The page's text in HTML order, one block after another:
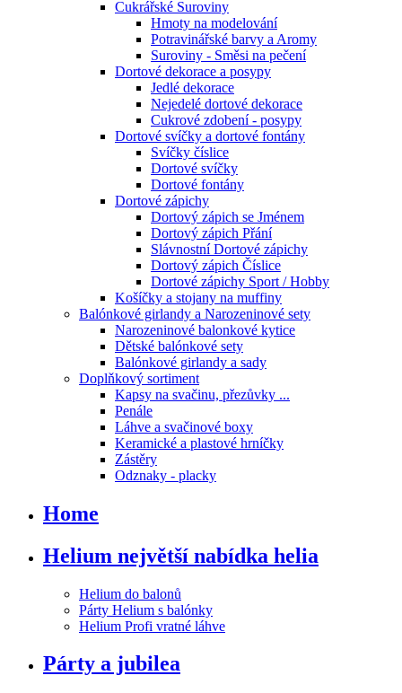
Cukrářské Suroviny
Hmoty na modelování
Potravinářské barvy a Aromy
Suroviny - Směsi na pečení
Dortové dekorace a posypy
Jedlé dekorace
Nejedelé dortové dekorace
Cukrové zdobení - posypy
Dortové svíčky a dortové fontány
Svíčky číslice
Dortové svíčky
Dortové fontány
Dortové zápichy
Dortový zápich se Jménem
Dortový zápich Přání
Slávnostní Dortové zápichy
Dortový zápich Číslice
Dortové zápichy Sport / Hobby
Košíčky a stojany na muffiny
Balónkové girlandy a Narozeninové sety
Narozeninové balonkové kytice
Dětské balónkové sety
Balónkové girlandy a sady
Doplňkový sortiment
Kapsy na svačinu, přezůvky ...
Penále
Láhve a svačinové boxy
Keramické a plastové hrníčky
Zástěry
Odznaky - placky
Home
Helium největší nabídka helia
Helium do balonů
Párty Helium s balónky
Helium Profi vratné láhve
Párty a jubilea